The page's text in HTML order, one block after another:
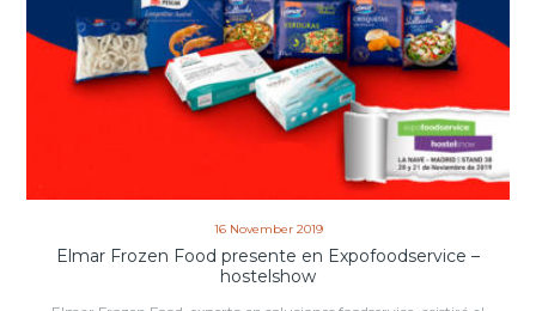
16 November 2019
Elmar Frozen Food presente en Expofoodservice –
hostelshow